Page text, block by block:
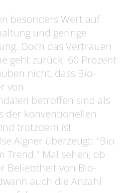
besonders Wert auf
und geringe
Doch das Vertrauen
geht zurück: 60 Prozent
nicht, dass Bio-
von
betroffen sind als
der konventionellen
trotzdem ist
Aigner überzeugt: "Bio
Trend." Mal sehen, ob
Beliebtheit von Bio-
auch die Anzahl